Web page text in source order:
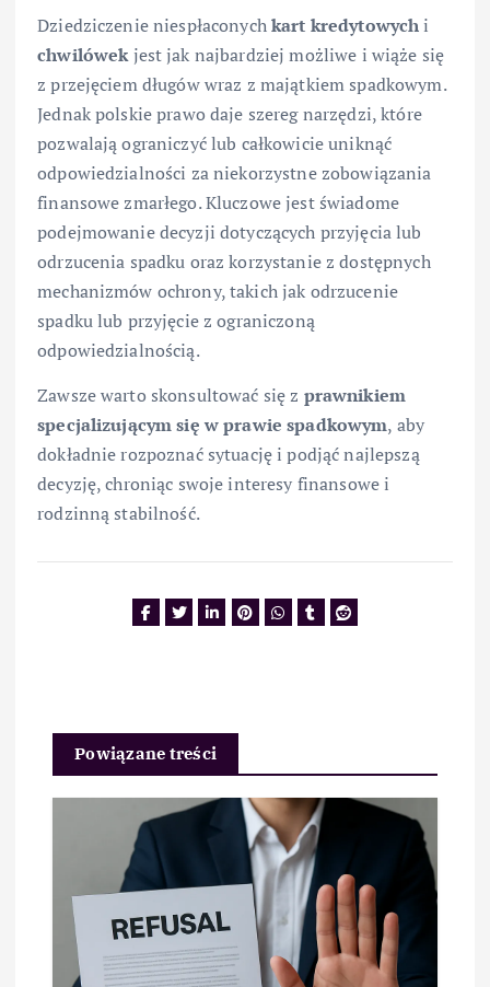
Dziedziczenie niespłaconychkart kredytowychi
chwilówekjest jak najbardziej możliwe i wiąże się
z przejęciem długów wraz z majątkiem spadkowym.
Jednak polskie prawo daje szereg narzędzi, które
pozwalają ograniczyć lub całkowicie uniknąć
odpowiedzialności za niekorzystne zobowiązania
finansowe zmarłego. Kluczowe jest świadome
podejmowanie decyzji dotyczących przyjęcia lub
odrzucenia spadku oraz korzystanie z dostępnych
mechanizmów ochrony, takich jak odrzucenie
spadku lub przyjęcie z ograniczoną
odpowiedzialnością.
Zawsze warto skonsultować się z prawnikiem
specjalizującym się w prawie spadkowym, aby
dokładnie rozpoznać sytuację i podjąć najlepszą
decyzję, chroniąc swoje interesy finansowe i
rodzinną stabilność.
Powiązane treści